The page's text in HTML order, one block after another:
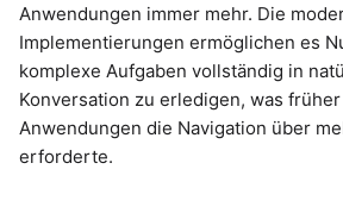
Anwendungen immer mehr. Die
Implementierungen ermöglichen es
komplexe Aufgaben vollständig in
Konversation zu erledigen, was
Anwendungen die Navigation über
erforderte.